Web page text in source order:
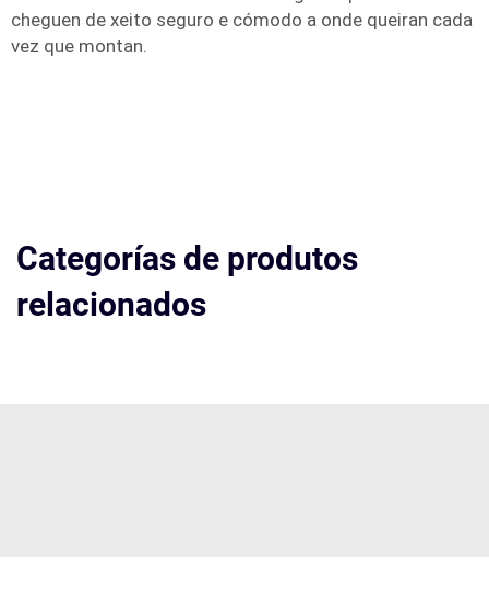
cheguen de xeito seguro e cómodo a onde queiran cada
vez que montan.
Categorías de produtos
relacionados